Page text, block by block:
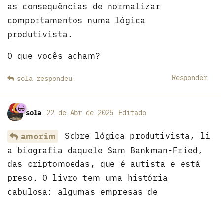
as consequências de normalizar
comportamentos numa lógica
produtivista.
O que vocês acham?
Responder
sola respondeu .
sola 22 de Abr de 2025 Editado
amorim
Sobre lógica produtivista, li
a biografia daquele Sam Bankman-Fried,
das criptomoedas, que é autista e está
preso. O livro tem uma história
cabulosa: algumas empresas de